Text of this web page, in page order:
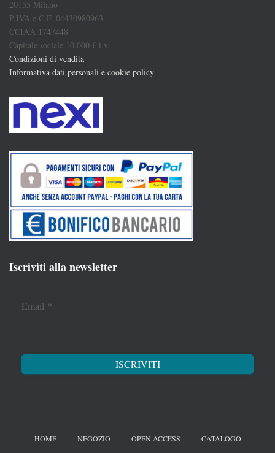
20155 Milano
P.IVA e C.F. 04430980963
CCIAA 1747448
Capitale sociale 10.000 € i.v.
Condizioni di vendita
Informativa dati personali e cookie policy
Iscriviti alla newsletter
Email *
HOME NEGOZIO OPEN ACCESS CATALOGO